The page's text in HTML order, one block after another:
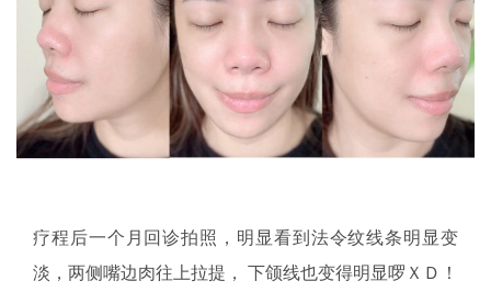
疗程后一个月回诊拍照，明显看到法令纹线条明显变
淡，两侧嘴边肉往上拉提， 下颌线也变得明显啰ＸＤ！